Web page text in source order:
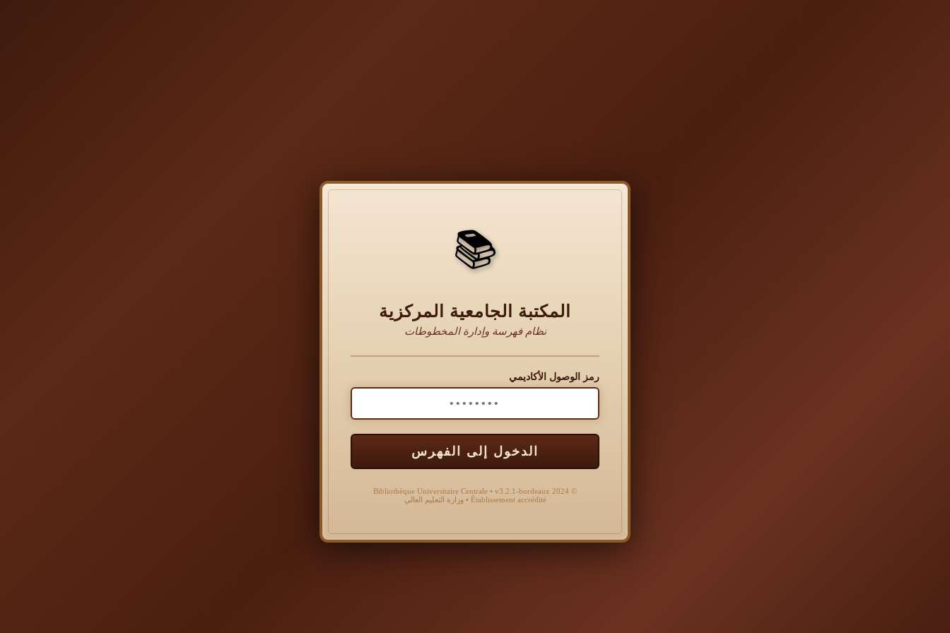
📚
المكتبة الجامعية المركزية
نظام فهرسة وإدارة المخطوطات
رمز الوصول الأكاديمي
الدخول إلى الفهرس
© 2024 Bibliothèque Universitaire Centrale • v3.2.1-bordeaux
Établissement accrédité • وزارة التعليم العالي